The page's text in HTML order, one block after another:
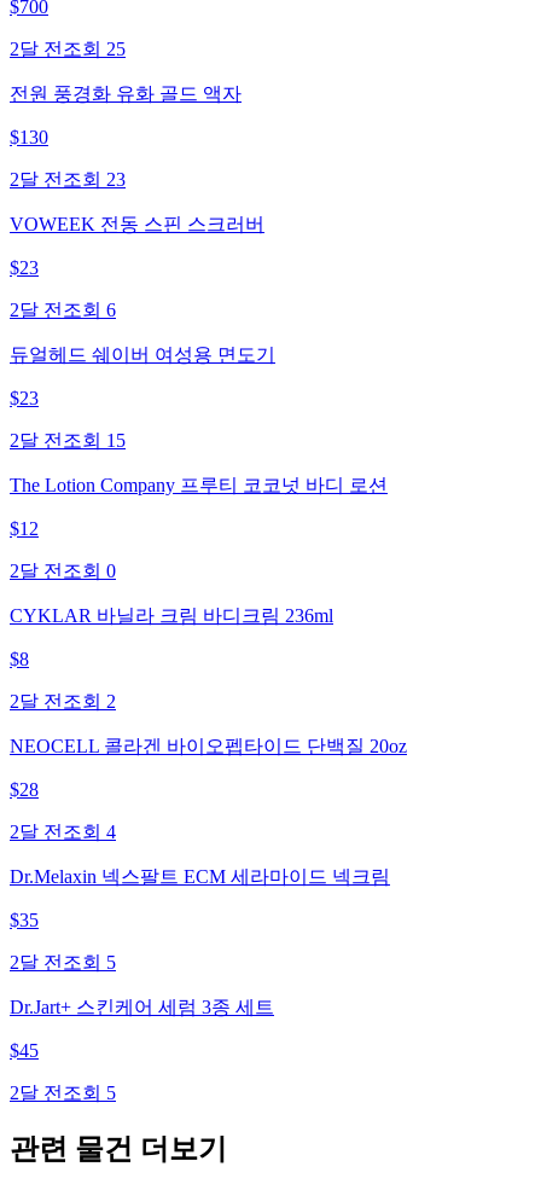
$700
2달 전 조회 25
전원 풍경화 유화 골드 액자
$130
2달 전 조회 23
VOWEEK 전동 스핀 스크러버
$23
2달 전 조회 6
듀얼헤드 쉐이버 여성용 면도기
$23
2달 전 조회 15
The Lotion Company 프루티 코코넛 바디 로션
$12
2달 전 조회 0
CYKLAR 바닐라 크림 바디크림 236ml
$8
2달 전 조회 2
NEOCELL 콜라겐 바이오펩타이드 단백질 20oz
$28
2달 전 조회 4
Dr.Melaxin 넥스팔트 ECM 세라마이드 넥크림
$35
2달 전 조회 5
Dr.Jart+ 스킨케어 세럼 3종 세트
$45
2달 전 조회 5
관련 물건 더보기